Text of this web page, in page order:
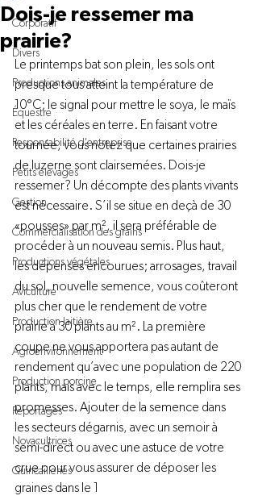
Corporatif
Divers
Productions animales
Équestre
Responsabilité d'entreprise
Petits élevages
Gestion
Commercialisation des grains
Productions végétales
Aviculture
Production laitière
Agroenvironnement
Production porcine
Reportages
Novacultrices
Quincailleries
Dois-je ressemer ma
prairie?
Le printemps bat son plein, les sols ont
presque tous atteint la température de
10°C; le signal pour mettre le soya, le maïs
et les céréales en terre. En faisant votre
tournée, vous notez que certaines prairies
de luzerne sont clairsemées. Dois-je
ressemer? Un décompte des plants vivants
est nécessaire. S’il se situe en deçà de 30
«pousses» par m², il sera préférable de
procéder à un nouveau semis. Plus haut,
les dépenses encourues; arrosages, travail
du sol, nouvelle semence, vous coûteront
plus cher que le rendement de votre
prairie à 30 plants au m². La première
coupe ne vous apportera pas autant de
rendement qu’avec une population de 220
plants, mais avec le temps, elle remplira ses
promesses. Ajouter de la semence dans
les secteurs dégarnis, avec un semoir à
semi-direct ou avec une astuce de votre
crue pour vous assurer de déposer les
graines dans le 1